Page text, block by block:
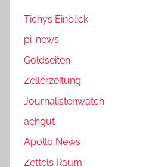
Tichys Einblick
pi-news
Goldseiten
Zellerzeitung
Journalistenwatch
achgut
Apollo News
Zettels Raum